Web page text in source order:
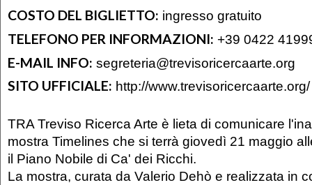
COSTO DEL BIGLIETTO: ingresso gratuito
TELEFONO PER INFORMAZIONI: +39 0422
E-MAIL INFO: segreteria@trevisoricercaarte.org
SITO UFFICIALE: http://www.trevisoricercaarte.org/
TRA Treviso Ricerca Arte è lieta di comunicare
mostra Timelines che si terrà giovedì 21 maggio
il Piano Nobile di Ca' dei Ricchi.
La mostra, curata da Valerio Dehò e realizzata in